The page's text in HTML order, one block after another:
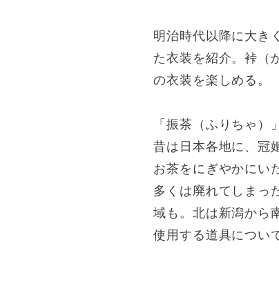
明治時代以降に大き
た衣装を紹介。裃（
の衣装を楽しめる。
「振茶（ふりちゃ）
昔は日本各地に、冠
お茶をにぎやかにい
多くは廃れてしまっ
域も。北は新潟から
使用する道具につい